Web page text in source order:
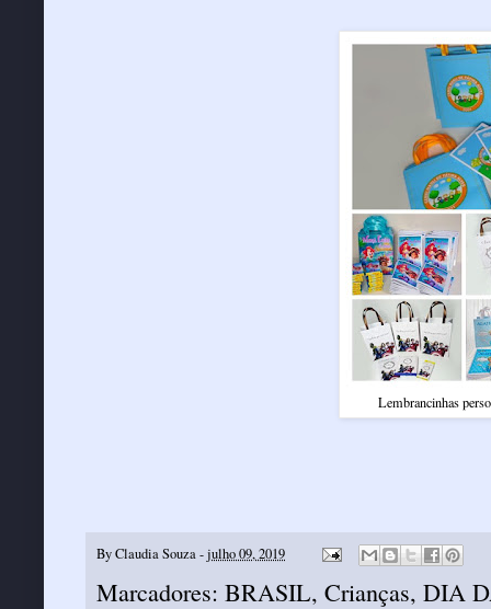
Lembrancinhas
ByClaudia Souza-julho 09, 2019
Marcadores: BRASIL, Crianças, DIA